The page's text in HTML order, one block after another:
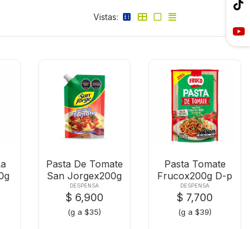
Vistas:
Pasta De Tomate
San Jorgex200g
DESPENSA
$ 6,900
(g a $35)
Pasta Tomate
Frucox200g D-p
DESPENSA
$ 7,700
(g a $39)